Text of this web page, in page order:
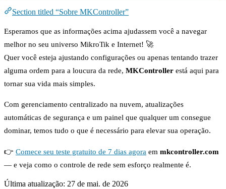
Section titled “Sobre MKController”
Esperamos que as informações acima ajudassem você a navegar
melhor no seu universo MikroTik e Internet! 🚀
Quer você esteja ajustando configurações ou apenas tentando trazer
alguma ordem para a loucura da rede, MKController está aqui para
tornar sua vida mais simples.
Com gerenciamento centralizado na nuvem, atualizações
automáticas de segurança e um painel que qualquer um consegue
dominar, temos tudo o que é necessário para elevar sua operação.
👉 Comece seu teste gratuito de 7 dias agora em mkcontroller.com
— e veja como o controle de rede sem esforço realmente é.
Última atualização: 27 de mai. de 2026